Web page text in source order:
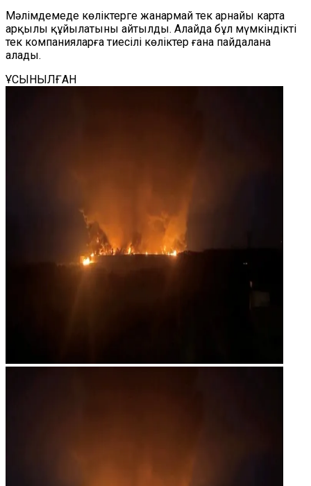
Мәлімдемеде көліктерге жанармай тек арнайы карта
арқылы құйылатыны айтылды. Алайда бұл мүмкіндікті
тек компанияларға тиесілі көліктер ғана пайдалана
алады.
ҰСЫНЫЛҒАН